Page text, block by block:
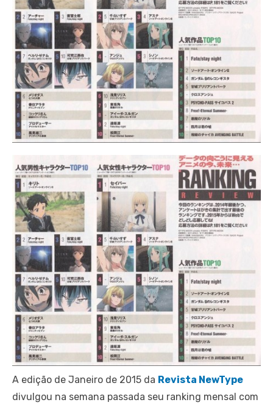
A edição de Janeiro de 2015 da Revista NewType
divulgou na semana passada seu ranking mensal com